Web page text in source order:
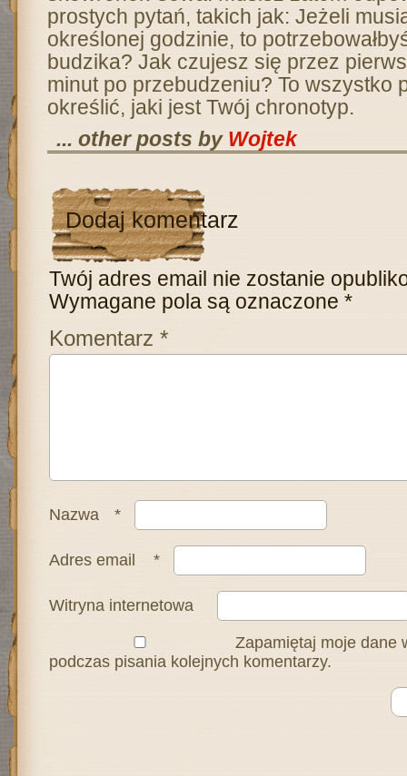
prostych pytań, takich jak: Jeżeli
określonej godzinie, to
budzika? Jak czujesz się przez
minut po przebudzeniu? To wszystko
określić, jaki jest Twój chronotyp.
... other posts by Wojtek
Dodaj komentarz
Twój adres email nie zostanie
Wymagane pola są oznaczone *
Komentarz *
Nazwa *
Adres email *
Witryna internetowa
Zapamiętaj moje dane
podczas pisania kolejnych komentarzy.